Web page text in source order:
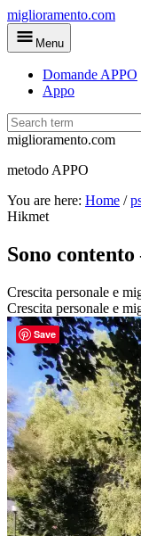
Skip
to
main
miglioramento.com
Menu
Domande APPO
Appo
miglioramento.com
metodo APPO
You are here: Home /
Hikmet
Sono
Crescita personale e
Crescita personale e
Save